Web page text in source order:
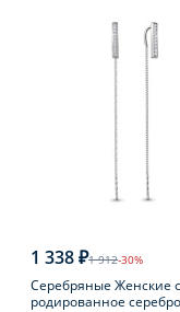
1 338 ₽1 912-30%
Серебряные Женские
родированное